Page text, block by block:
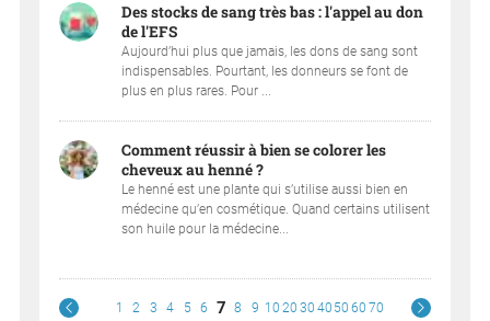
Des stocks de sang très bas : l'appel au don
de l'EFS
Aujourd’hui plus que jamais, les dons de sang sont
indispensables. Pourtant, les donneurs se font de
plus en plus rares. Pour ...
Comment réussir à bien se colorer les
cheveux au henné ?
Le henné est une plante qui s’utilise aussi bien en
médecine qu’en cosmétique. Quand certains utilisent
son huile pour la médecine...
1 2 3 4 5 6 7 8 9 10 20 30 40 50 60 70